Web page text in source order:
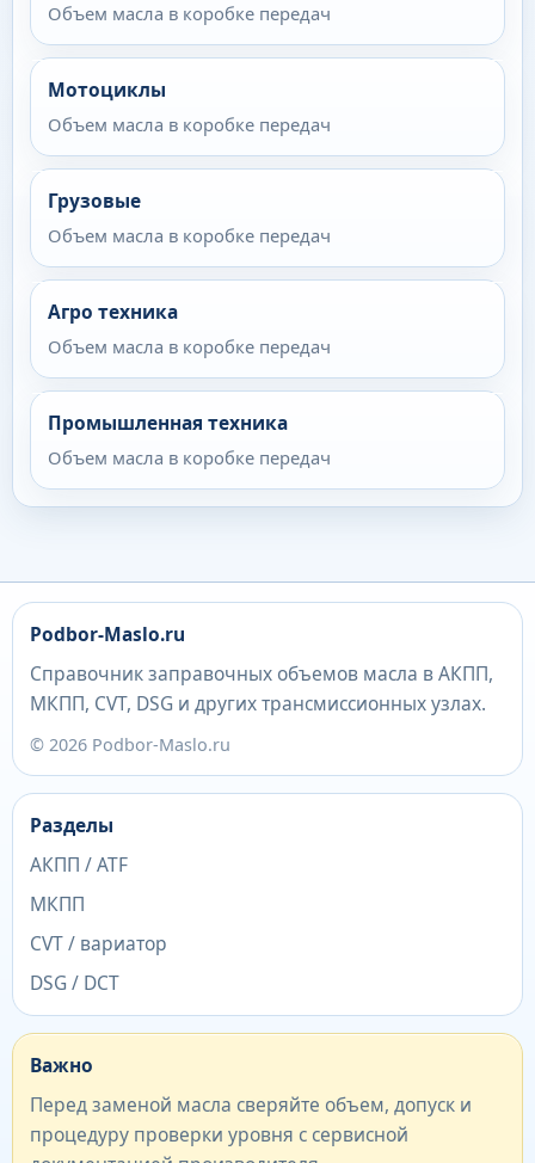
Объем масла в коробке передач
Мотоциклы
Объем масла в коробке передач
Грузовые
Объем масла в коробке передач
Агро техника
Объем масла в коробке передач
Промышленная техника
Объем масла в коробке передач
Podbor-Maslo.ru
Справочник заправочных объемов масла в АКПП,
МКПП, CVT, DSG и других трансмиссионных узлах.
© 2026 Podbor-Maslo.ru
Разделы
АКПП / ATF
МКПП
CVT / вариатор
DSG / DCT
Важно
Перед заменой масла сверяйте объем, допуск и
процедуру проверки уровня с сервисной